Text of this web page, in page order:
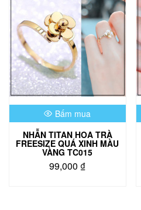
Bấm mua
NHẪN TITAN HOA TRÀ
FREESIZE QUÁ XINH MÀU
VÀNG TC015
99,000 ₫